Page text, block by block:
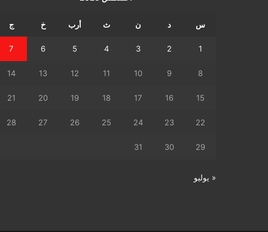
س د ن ث أرب خ ج
1
2
3
4
5
6
7
8
9
10
11
12
13
14
15
16
17
18
19
20
21
22
23
24
25
26
27
28
29
30
31
« يوليو